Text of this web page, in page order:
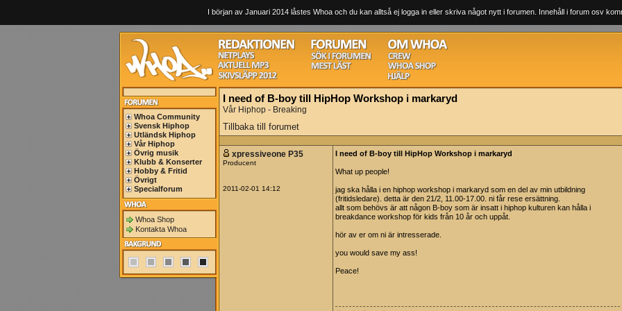
I början av Januari 2014 låstes Whoa och du kan alltså ej logga in eller skriva något nytt i forumen. Innehåll i forum osv
Whoa Community
Svensk Hiphop
Utländsk Hiphop
Vår Hiphop
Övrig musik
Klubb & Konserter
Hobby & Fritid
Övrigt
Specialforum
Whoa Shop
Kontakta Whoa
I need of B-boy till HipHop Workshop i markaryd
Vår Hiphop - Breaking
Tillbaka till forumet
xpressiveone P35
Producent
2011-02-01 14:12
I need of B-boy till HipHop Workshop i markaryd
What up people!
jag ska hålla i en hiphop workshop i markaryd som en del av min utbildning
(fritidsledare). detta är den 21/2, 11.00-17.00. ni får rese ersättning.
allt som behövs är att någon B-boy som är insatt i hiphop kulturen kan hålla i
breakdance workshop för kids från 10 år och uppåt.
hör av er om ni är intresserade.
you would save my ass!
Peace!